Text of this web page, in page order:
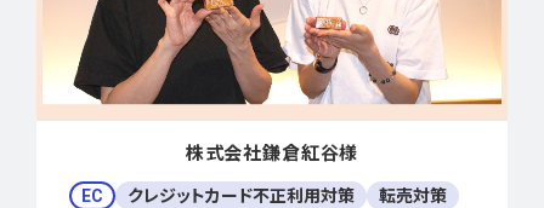
株式会社鎌倉紅谷様
EC クレジットカード不正利用対策 転売対策